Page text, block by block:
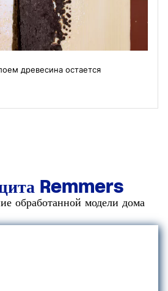
древесина остается
Remmers
обработанной модели дома